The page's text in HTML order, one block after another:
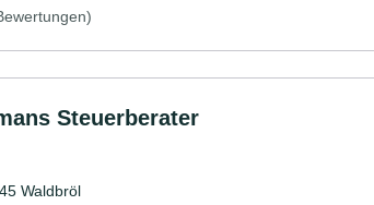
Steuerberater
Waldbröl